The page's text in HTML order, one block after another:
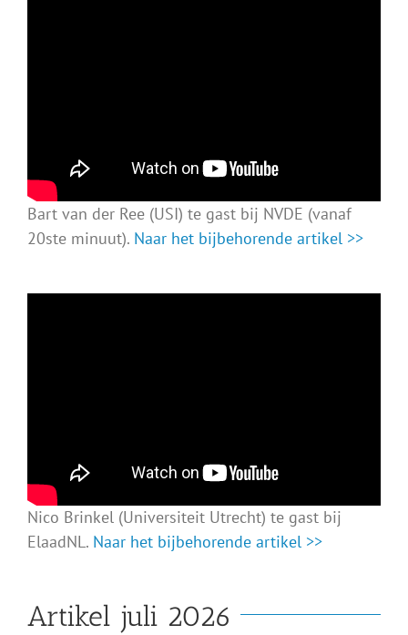
Bart van der Ree (USI) te gast bij NVDE (vanaf
20ste minuut). Naar het bijbehorende artikel >>
Nico Brinkel (Universiteit Utrecht) te gast bij
ElaadNL. Naar het bijbehorende artikel >>
Artikel juli 2026